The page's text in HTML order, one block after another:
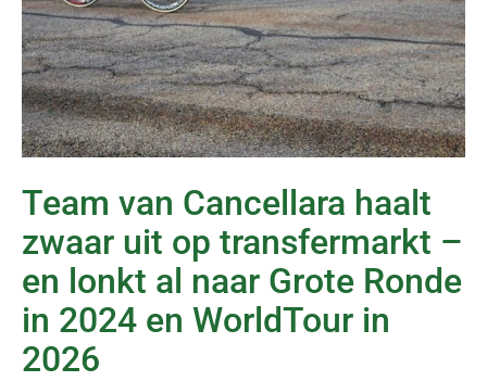
Team van Cancellara haalt
zwaar uit op transfermarkt –
en lonkt al naar Grote Ronde
in 2024 en WorldTour in
2026